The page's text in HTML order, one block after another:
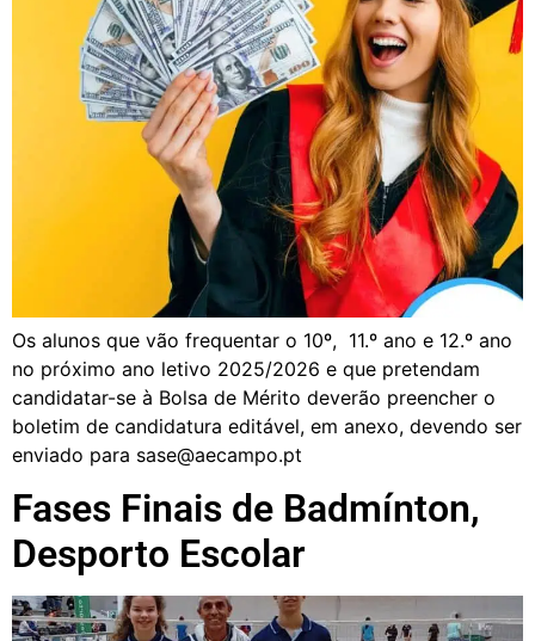
Os alunos que vão frequentar o 10º, 11.º ano e 12.º ano
no próximo ano letivo 2025/2026 e que pretendam
candidatar-se à Bolsa de Mérito deverão preencher o
boletim de candidatura editável, em anexo, devendo ser
enviado para sase@aecampo.pt
Fases Finais de Badmínton,
Desporto Escolar